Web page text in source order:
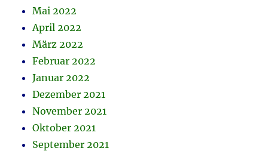
Mai 2022
April 2022
März 2022
Februar 2022
Januar 2022
Dezember 2021
November 2021
Oktober 2021
September 2021